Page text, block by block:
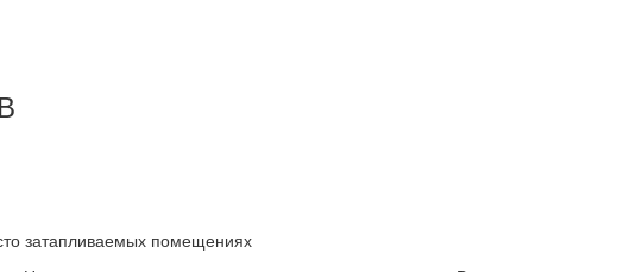
затапливаемых помещениях